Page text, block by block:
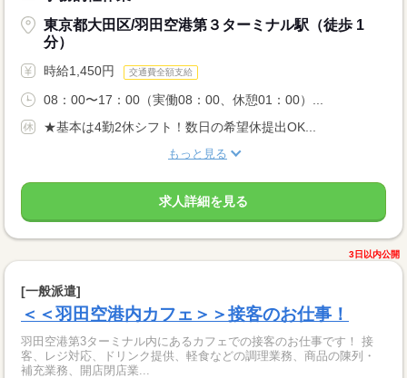
東京都大田区/羽田空港第３ターミナル駅（徒歩 1
分）
時給1,450円 交通費全額支給
08：00〜17：00（実働08：00、休憩01：00）...
★基本は4勤2休シフト！数日の希望休提出OK...
もっと見る
求人詳細を見る
3日以内公開
[一般派遣]
＜＜羽田空港内カフェ＞＞接客のお仕事！
羽田空港第3ターミナル内にあるカフェでの接客のお仕事です！ 接
客、レジ対応、ドリンク提供、軽食などの調理業務、商品の陳列・
補充業務、開店閉店業...